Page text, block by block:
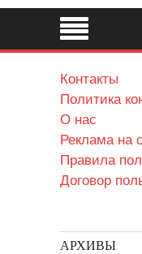
Контакты
Политика
О нас
Реклама на
Правила
Договор
АРХИВЫ